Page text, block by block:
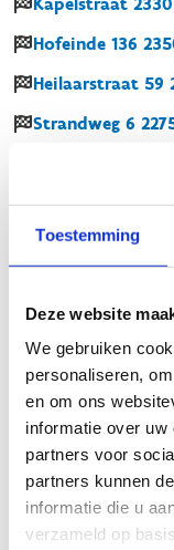
Toestemming
Deze website
We gebruiken
personaliseren,
en om ons
informatie over
partners voor
partners kunnen
informatie die u
verzameld op
Hofeinde 136
Heilaarstraat 59
Strandweg 6